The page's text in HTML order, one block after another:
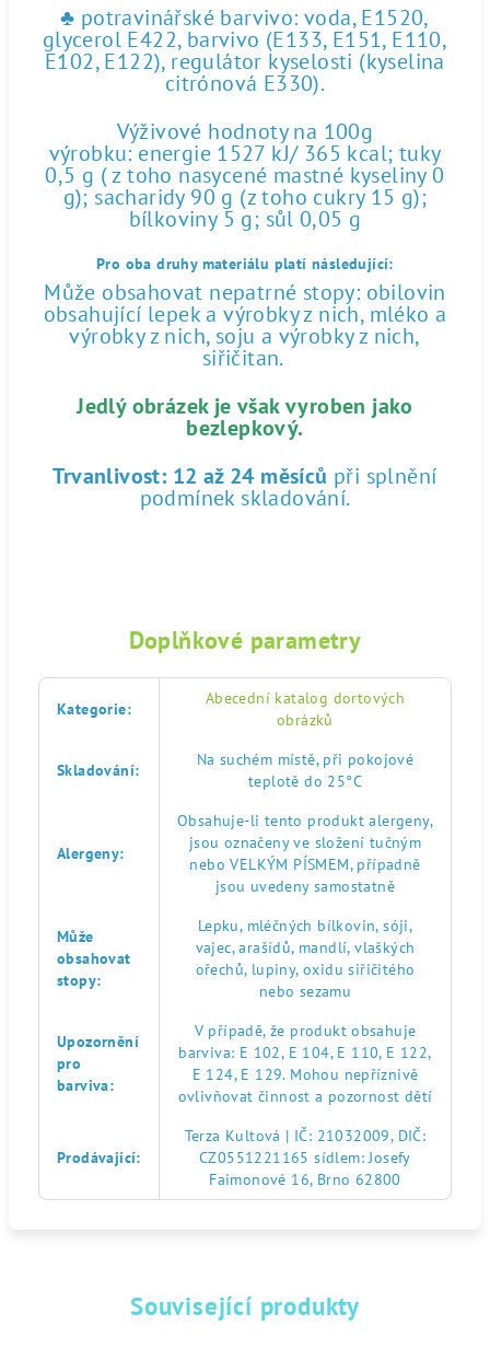
♣ potravinářské barvivo: voda, E1520,
glycerol E422, barvivo (E133, E151, E110,
E102, E122), regulátor kyselosti (kyselina
citrónová E330).
Výživové hodnoty na 100g
výrobku: energie 1527 kJ/ 365 kcal; tuky
0,5 g ( z toho nasycené mastné kyseliny 0
g); sacharidy 90 g (z toho cukry 15 g);
bílkoviny 5 g; sůl 0,05 g
Pro oba druhy materiálu platí následující:
Může obsahovat nepatrné stopy: obilovin
obsahující lepek a výrobky z nich, mléko a
výrobky z nich, soju a výrobky z nich,
siřičitan.
Jedlý obrázek je však vyroben jako
bezlepkový.
Trvanlivost: 12 až 24 měsíců při splnění
podmínek skladování.
Doplňkové parametry
Kategorie:
Abecední katalog dortových
obrázků
Skladování:
Na suchém místě, při pokojové
teplotě do 25°C
Alergeny:
Obsahuje-li tento produkt alergeny,
jsou označeny ve složení tučným
nebo VELKÝM PÍSMEM, případně
jsou uvedeny samostatně
Může
obsahovat
stopy:
Lepku, mléčných bílkovin, sóji,
vajec, arašídů, mandlí, vlaškých
ořechů, lupiny, oxidu siřičitého
nebo sezamu
Upozornění
pro
barviva:
V případě, že produkt obsahuje
barviva: E 102, E 104, E 110, E 122,
E 124, E 129. Mohou nepříznivě
ovlivňovat činnost a pozornost dětí
Prodávající:
Terza Kultová | IČ: 21032009, DIČ:
CZ0551221165 sídlem: Josefy
Faimonové 16, Brno 62800
Související produkty